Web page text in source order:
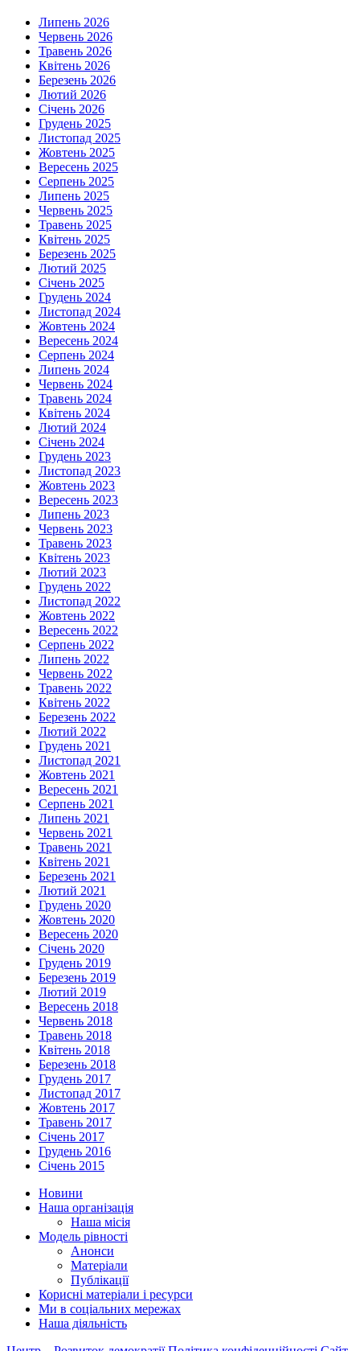
Липень 2026
Червень 2026
Травень 2026
Квітень 2026
Березень 2026
Лютий 2026
Січень 2026
Грудень 2025
Листопад 2025
Жовтень 2025
Вересень 2025
Серпень 2025
Липень 2025
Червень 2025
Травень 2025
Квітень 2025
Березень 2025
Лютий 2025
Січень 2025
Грудень 2024
Листопад 2024
Жовтень 2024
Вересень 2024
Серпень 2024
Липень 2024
Червень 2024
Травень 2024
Квітень 2024
Лютий 2024
Січень 2024
Грудень 2023
Листопад 2023
Жовтень 2023
Вересень 2023
Липень 2023
Червень 2023
Травень 2023
Квітень 2023
Лютий 2023
Грудень 2022
Листопад 2022
Жовтень 2022
Вересень 2022
Серпень 2022
Липень 2022
Червень 2022
Травень 2022
Квітень 2022
Березень 2022
Лютий 2022
Грудень 2021
Листопад 2021
Жовтень 2021
Вересень 2021
Серпень 2021
Липень 2021
Червень 2021
Травень 2021
Квітень 2021
Березень 2021
Лютий 2021
Грудень 2020
Жовтень 2020
Вересень 2020
Січень 2020
Грудень 2019
Березень 2019
Лютий 2019
Вересень 2018
Червень 2018
Травень 2018
Квітень 2018
Березень 2018
Грудень 2017
Листопад 2017
Жовтень 2017
Травень 2017
Січень 2017
Грудень 2016
Січень 2015
Новини
Наша організація
Наша місія
Модель рівності
Анонси
Матеріали
Публікації
Корисні матеріали і ресурси
Ми в соціальних мережах
Наша діяльність